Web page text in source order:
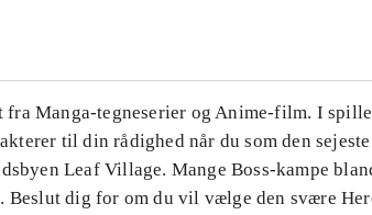
fra Manga-tegneserier og Anime-film. I
til din rådighed når du som den
Leaf Village. Mange Boss-kampe
Beslut dig for om du vil vælge den svære